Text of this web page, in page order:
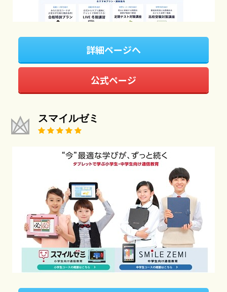
詳細ページへ
公式ページ
スマイルゼミ